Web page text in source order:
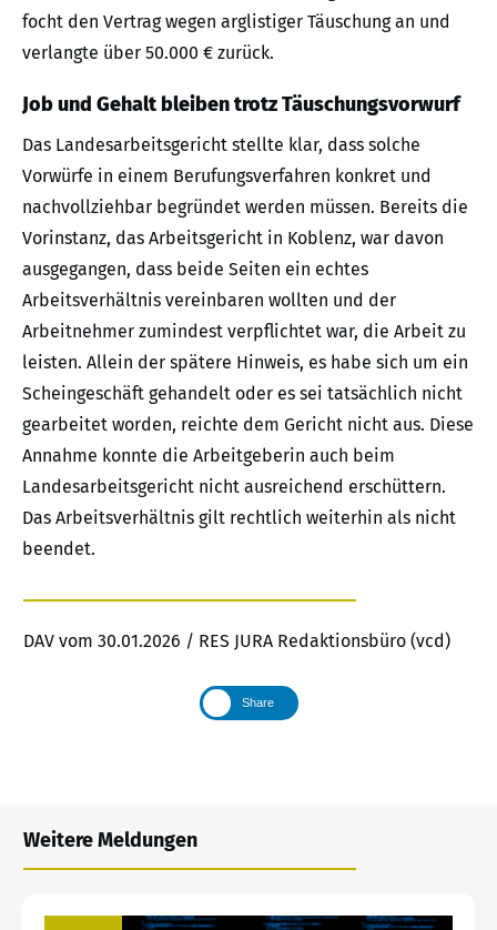
focht den Vertrag wegen arglistiger Täuschung an und
verlangte über 50.000 € zurück.
Job und Gehalt bleiben trotz Täuschungsvorwurf
Das Landesarbeitsgericht stellte klar, dass solche
Vorwürfe in einem Berufungsverfahren konkret und
nachvollziehbar begründet werden müssen. Bereits die
Vorinstanz, das Arbeitsgericht in Koblenz, war davon
ausgegangen, dass beide Seiten ein echtes
Arbeitsverhältnis vereinbaren wollten und der
Arbeitnehmer zumindest verpflichtet war, die Arbeit zu
leisten. Allein der spätere Hinweis, es habe sich um ein
Scheingeschäft gehandelt oder es sei tatsächlich nicht
gearbeitet worden, reichte dem Gericht nicht aus. Diese
Annahme konnte die Arbeitgeberin auch beim
Landesarbeitsgericht nicht ausreichend erschüttern.
Das Arbeitsverhältnis gilt rechtlich weiterhin als nicht
beendet.
DAV vom 30.01.2026 / RES JURA Redaktionsbüro (vcd)
Share
Weitere Meldungen